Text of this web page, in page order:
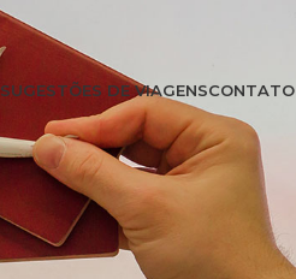
SUGESTÕES DE VIAGENSCONTATO